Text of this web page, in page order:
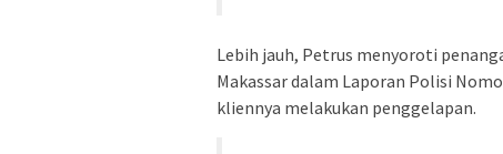
Lebih jauh, Petrus menyoroti
Makassar dalam Laporan Polisi
kliennya melakukan penggelapan.